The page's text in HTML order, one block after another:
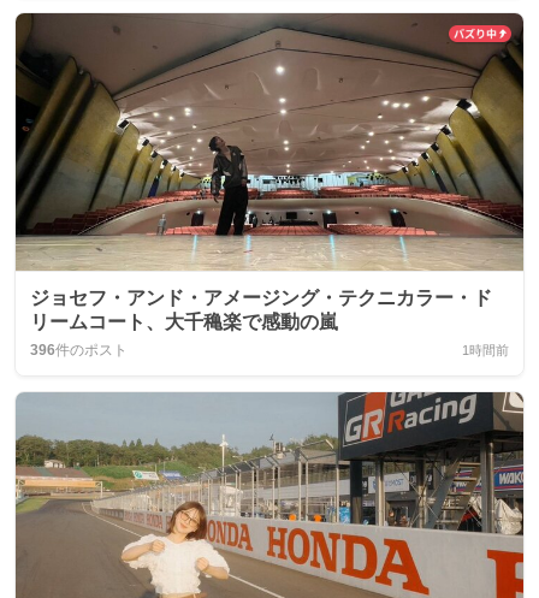
ジョセフ・アンド・アメージング・テクニカラー・ド
リームコート、大千穐楽で感動の嵐
396件のポスト 1時間前